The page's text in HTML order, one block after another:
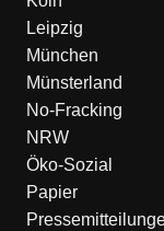
Leipzig
München
Münsterland
No-Fracking
NRW
Öko-Sozial
Papier